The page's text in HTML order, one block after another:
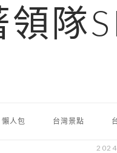
領隊
懶人包 台灣景點